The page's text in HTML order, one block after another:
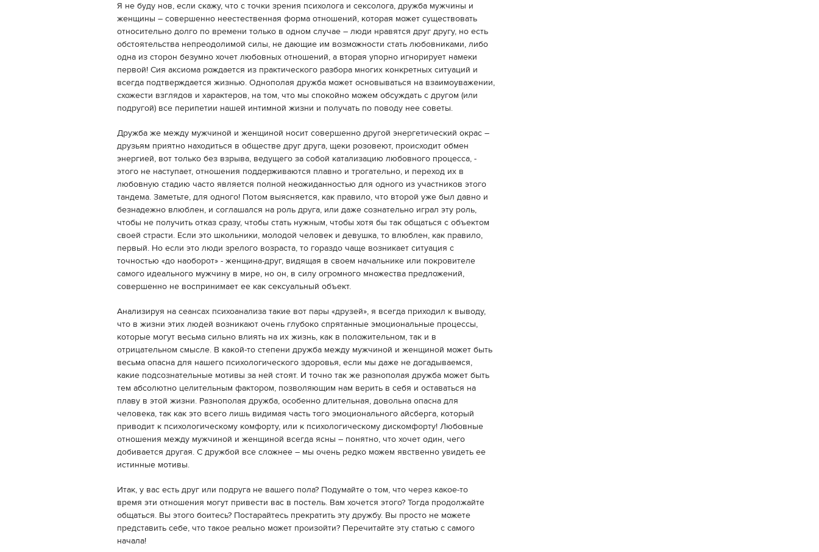
Я не буду нов, если скажу, что с точки зрения психолога и сексолога, дружба мужчины и
женщины – совершенно неестественная форма отношений, которая может существовать
относительно долго по времени только в одном случае – люди нравятся друг другу, но есть
обстоятельства непреодолимой силы, не дающие им возможности стать любовниками, либо
одна из сторон безумно хочет любовных отношений, а вторая упорно игнорирует намеки
первой! Сия аксиома рождается из практического разбора многих конкретных ситуаций и
всегда подтверждается жизнью. Однополая дружба может основываться на взаимоуважении,
схожести взглядов и характеров, на том, что мы спокойно можем обсуждать с другом (или
подругой) все перипетии нашей интимной жизни и получать по поводу нее советы.
Дружба же между мужчиной и женщиной носит совершенно другой энергетический окрас –
друзьям приятно находиться в обществе друг друга, щеки розовеют, происходит обмен
энергией, вот только без взрыва, ведущего за собой катализацию любовного процесса, -
этого не наступает, отношения поддерживаются плавно и трогательно, и переход их в
любовную стадию часто является полной неожиданностью для одного из участников этого
тандема. Заметьте, для одного! Потом выясняется, как правило, что второй уже был давно и
безнадежно влюблен, и соглашался на роль друга, или даже сознательно играл эту роль,
чтобы не получить отказ сразу, чтобы стать нужным, чтобы хотя бы так общаться с объектом
своей страсти. Если это школьники, молодой человек и девушка, то влюблен, как правило,
первый. Но если это люди зрелого возраста, то гораздо чаще возникает ситуация с
точностью «до наоборот» - женщина-друг, видящая в своем начальнике или покровителе
самого идеального мужчину в мире, но он, в силу огромного множества предложений,
совершенно не воспринимает ее как сексуальный объект.
Анализируя на сеансах психоанализа такие вот пары «друзей», я всегда приходил к выводу,
что в жизни этих людей возникают очень глубоко спрятанные эмоциональные процессы,
которые могут весьма сильно влиять на их жизнь, как в положительном, так и в
отрицательном смысле. В какой-то степени дружба между мужчиной и женщиной может быть
весьма опасна для нашего психологического здоровья, если мы даже не догадываемся,
какие подсознательные мотивы за ней стоят. И точно так же разнополая дружба может быть
тем абсолютно целительным фактором, позволяющим нам верить в себя и оставаться на
плаву в этой жизни. Разнополая дружба, особенно длительная, довольна опасна для
человека, так как это всего лишь видимая часть того эмоционального айсберга, который
приводит к психологическому комфорту, или к психологическому дискомфорту! Любовные
отношения между мужчиной и женщиной всегда ясны – понятно, что хочет один, чего
добивается другая. С дружбой все сложнее – мы очень редко можем явственно увидеть ее
истинные мотивы.
Итак, у вас есть друг или подруга не вашего пола? Подумайте о том, что через какое-то
время эти отношения могут привести вас в постель. Вам хочется этого? Тогда продолжайте
общаться. Вы этого боитесь? Постарайтесь прекратить эту дружбу. Вы просто не можете
представить себе, что такое реально может произойти? Перечитайте эту статью с самого
начала!